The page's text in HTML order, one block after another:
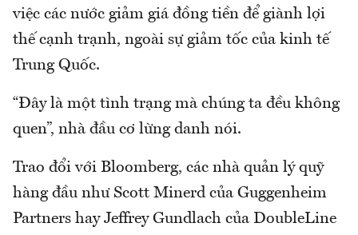
việc các nước giảm giá đồng tiền để giành lợi
thế cạnh trạnh, ngoài sự giảm tốc của kinh tế
Trung Quốc.
“Đây là một tình trạng mà chúng ta đều không
quen”, nhà đầu cơ lừng danh nói.
Trao đổi với Bloomberg, các nhà quản lý quỹ
hàng đầu như Scott Minerd của Guggenheim
Partners hay Jeffrey Gundlach của DoubleLine